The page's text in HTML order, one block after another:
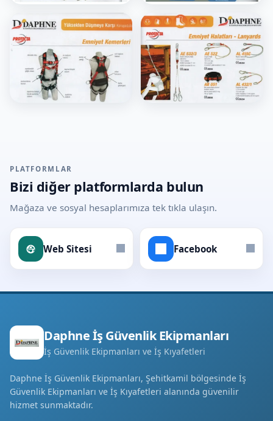
PLATFORMLAR
Bizi diğer platformlarda bulun
Mağaza ve sosyal hesaplarımıza tek tıkla ulaşın.
Web Sitesi Facebook
Daphne İş Güvenlik Ekipmanları
İş Güvenlik Ekipmanları ve İş Kıyafetleri
Daphne İş Güvenlik Ekipmanları, Şehitkamil bölgesinde İş
Güvenlik Ekipmanları ve İş Kıyafetleri alanında güvenilir
hizmet sunmaktadır.